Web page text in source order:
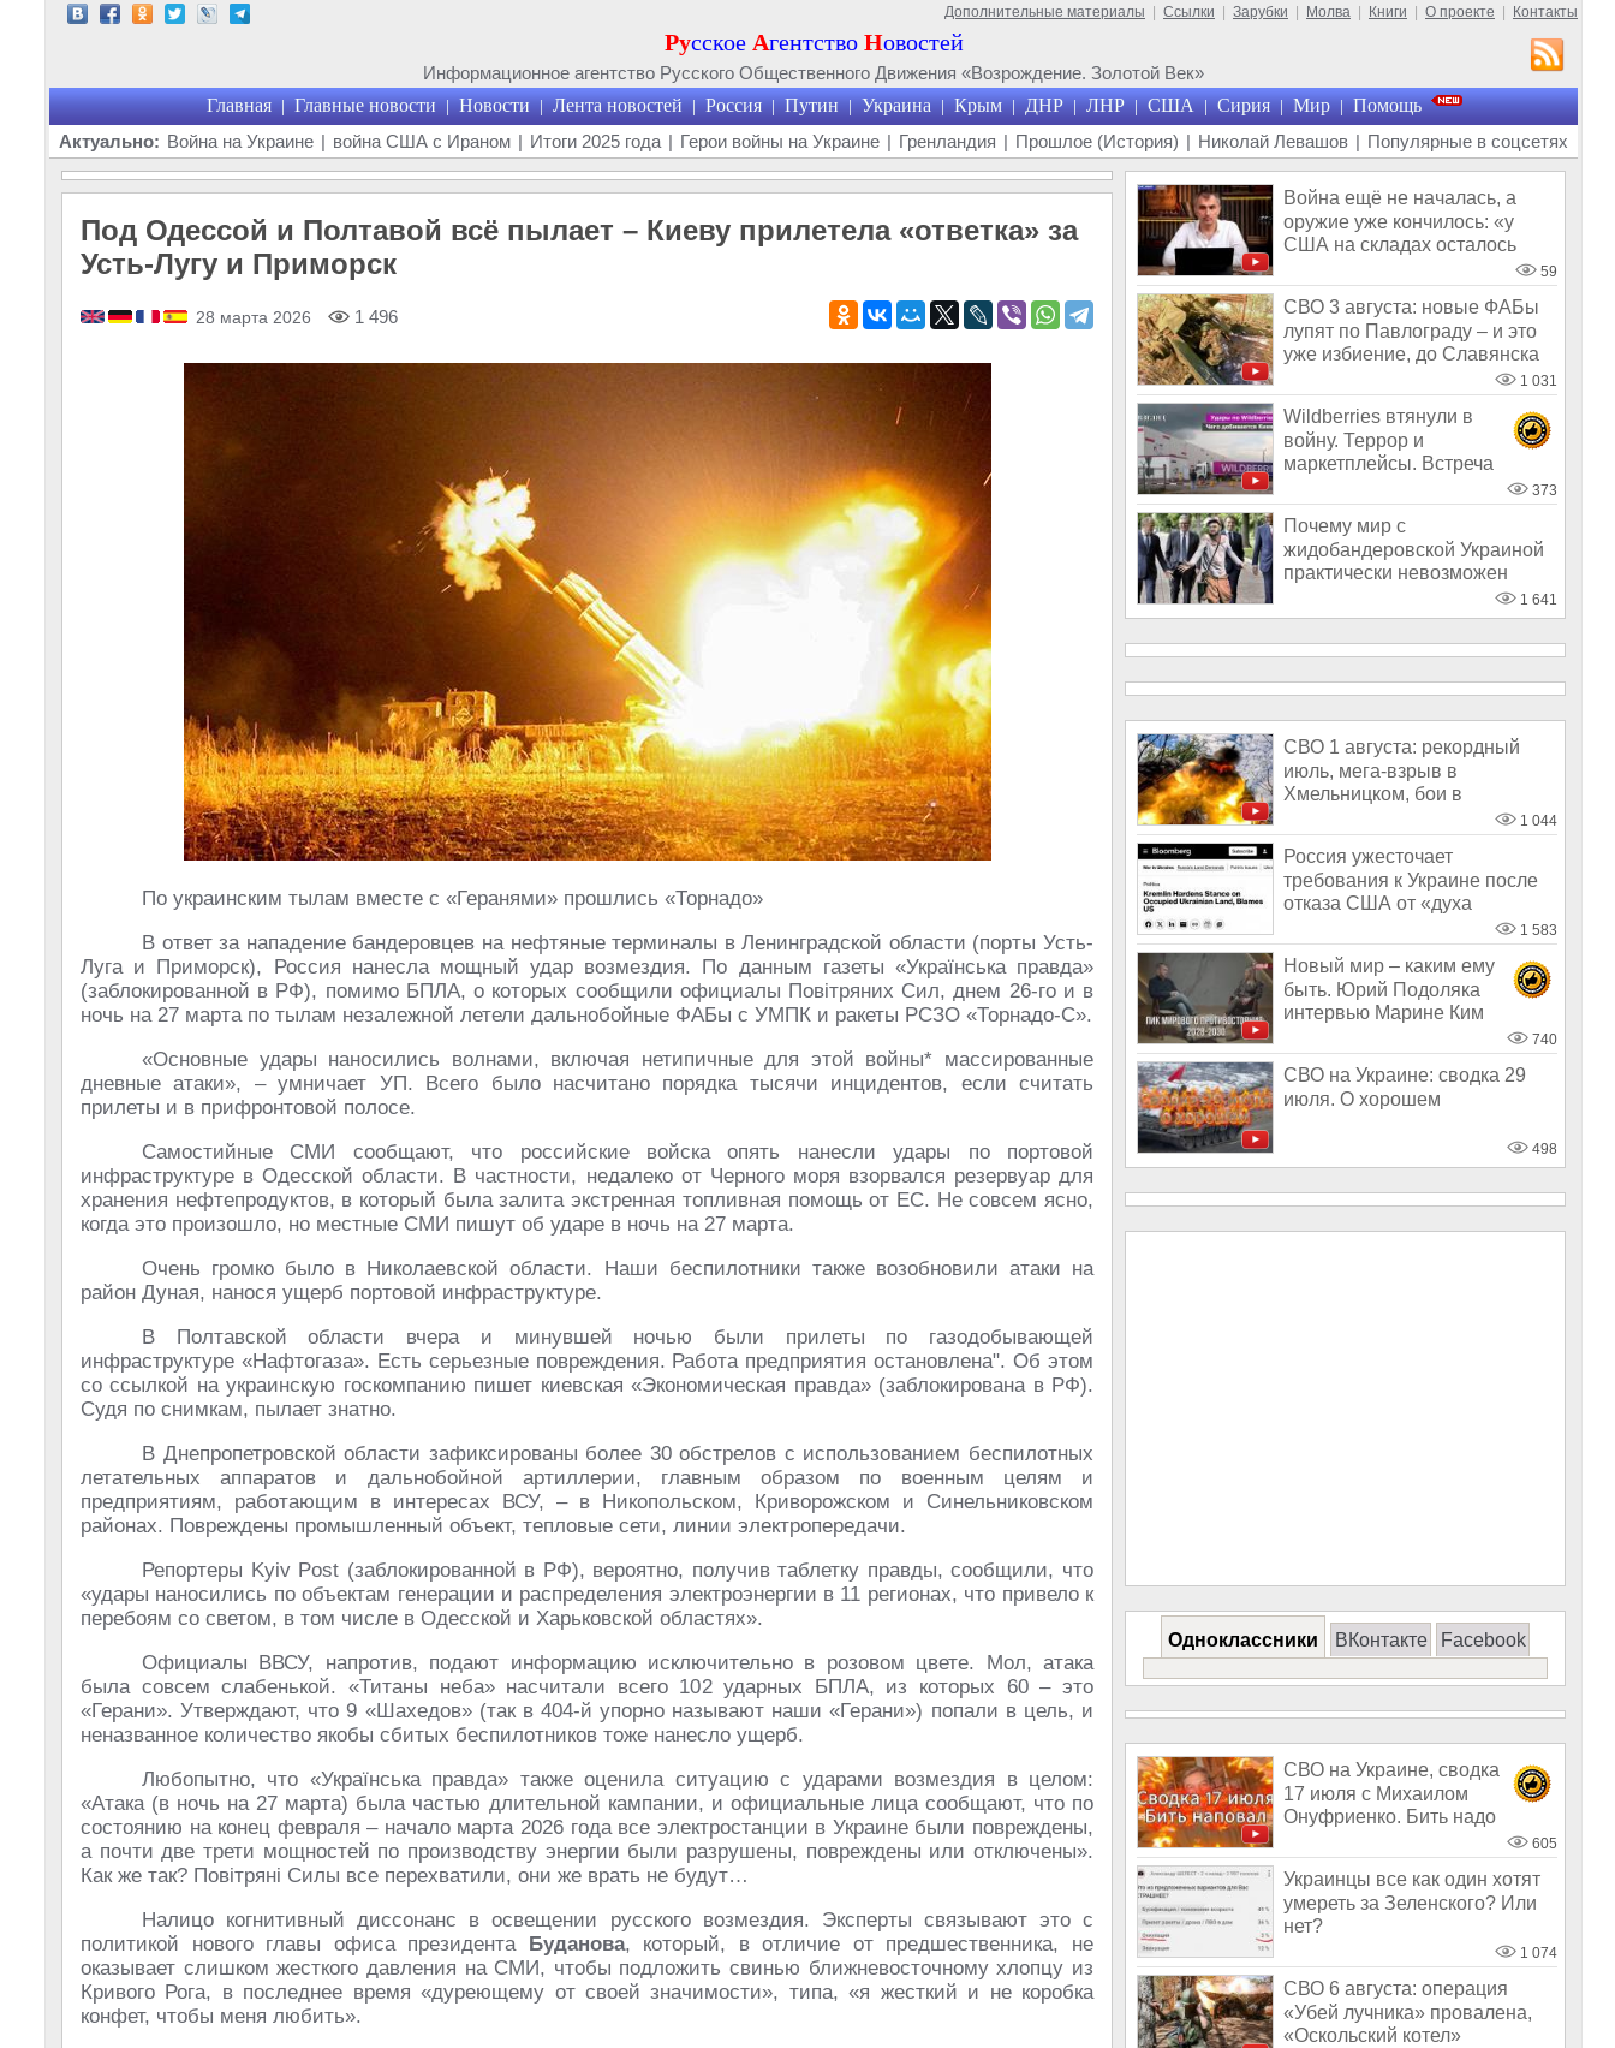
Дополнительные материалы Ссылки Зарубки Молва Книги О проекте Контакты
Русское Агентство Новостей
Информационное агентство Русского Общественного Движения «Возрождение. Золотой Век»
Главная | Главные новости | Новости | Лента новостей | Россия | Путин | Украина | Крым | ДНР | ЛНР | США | Сирия | Мир | Помощь
Актуально: Война на Украине | война США с Ираном | Итоги 2025 года | Герои войны на Украине | Гренландия | Прошлое (История) | Николай Левашов | Популярные в соцсетях
Под Одессой и Полтавой всё пылает – Киеву прилетела «ответка» за
Усть-Лугу и Приморск
28 марта 2026 1 496
По украинским тылам вместе с «Геранями» прошлись «Торнадо»
В ответ за нападение бандеровцев на нефтяные терминалы в Ленинградской области (порты Усть-
Луга и Приморск), Россия нанесла мощный удар возмездия. По данным газеты «Українська правда»
(заблокированной в РФ), помимо БПЛА, о которых сообщили официалы Повiтряних Сил, днем 26-го и в
ночь на 27 марта по тылам незалежной летели дальнобойные ФАБы с УМПК и ракеты РСЗО «Торнадо-С».
«Основные удары наносились волнами, включая нетипичные для этой войны* массированные
дневные атаки», – умничает УП. Всего было насчитано порядка тысячи инцидентов, если считать
прилеты и в прифронтовой полосе.
Самостийные СМИ сообщают, что российские войска опять нанесли удары по портовой
инфраструктуре в Одесской области. В частности, недалеко от Черного моря взорвался резервуар для
хранения нефтепродуктов, в который была залита экстренная топливная помощь от ЕС. Не совсем ясно,
когда это произошло, но местные СМИ пишут об ударе в ночь на 27 марта.
Очень громко было в Николаевской области. Наши беспилотники также возобновили атаки на
район Дуная, нанося ущерб портовой инфраструктуре.
В Полтавской области вчера и минувшей ночью были прилеты по газодобывающей
инфраструктуре «Нафтогаза». Есть серьезные повреждения. Работа предприятия остановлена". Об этом
со ссылкой на украинскую госкомпанию пишет киевская «Экономическая правда» (заблокирована в РФ).
Судя по снимкам, пылает знатно.
В Днепропетровской области зафиксированы более 30 обстрелов с использованием беспилотных
летательных аппаратов и дальнобойной артиллерии, главным образом по военным целям и
предприятиям, работающим в интересах ВСУ, – в Никопольском, Криворожском и Синельниковском
районах. Повреждены промышленный объект, тепловые сети, линии электропередачи.
Репортеры Kyiv Post (заблокированной в РФ), вероятно, получив таблетку правды, сообщили, что
«удары наносились по объектам генерации и распределения электроэнергии в 11 регионах, что привело к
перебоям со светом, в том числе в Одесской и Харьковской областях».
Официалы ВВСУ, напротив, подают информацию исключительно в розовом цвете. Мол, атака
была совсем слабенькой. «Титаны неба» насчитали всего 102 ударных БПЛА, из которых 60 – это
«Герани». Утверждают, что 9 «Шахедов» (так в 404-й упорно называют наши «Герани») попали в цель, и
неназванное количество якобы сбитых беспилотников тоже нанесло ущерб.
Любопытно, что «Українська правда» также оценила ситуацию с ударами возмездия в целом:
«Атака (в ночь на 27 марта) была частью длительной кампании, и официальные лица сообщают, что по
состоянию на конец февраля – начало марта 2026 года все электростанции в Украине были повреждены,
а почти две трети мощностей по производству энергии были разрушены, повреждены или отключены».
Как же так? Повiтрянi Силы все перехватили, они же врать не будут…
Налицо когнитивный диссонанс в освещении русского возмездия. Эксперты связывают это с
политикой нового главы офиса президента Буданова, который, в отличие от предшественника, не
оказывает слишком жесткого давления на СМИ, чтобы подложить свинью ближневосточному хлопцу из
Кривого Рога, в последнее время «дуреющему от своей значимости», типа, «я жесткий и не коробка
конфет, чтобы меня любить».
Война ещё не началась, а
оружие уже кончилось: «у
США на складах осталось
59
СВО 3 августа: новые ФАБы
лупят по Павлограду – и это
уже избиение, до Славянска
1 031
Wildberries втянули в
войну. Террор и
маркетплейсы. Встреча
373
Почему мир с
жидобандеровской Украиной
практически невозможен
1 641
СВО 1 августа: рекордный
июль, мега-взрыв в
Хмельницком, бои в
1 044
Россия ужесточает
требования к Украине после
отказа США от «духа
1 583
Новый мир – каким ему
быть. Юрий Подоляка
интервью Марине Ким
740
СВО на Украине: сводка 29
июля. О хорошем
498
Одноклассники ВКонтакте Facebook
СВО на Украине, сводка
17 июля с Михаилом
Онуфриенко. Бить надо
605
Украинцы все как один хотят
умереть за Зеленского? Или
нет?
1 074
СВО 6 августа: операция
«Убей лучника» провалена,
«Оскольский котел»